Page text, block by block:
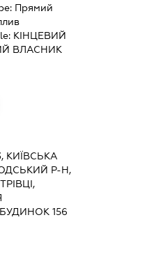
Прямий
КІНЦЕВИЙ
ВЛАСНИК
КИЇВСЬКА
Р-Н,
156